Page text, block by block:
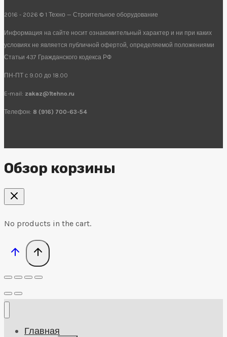
2016 - 2026 © 1 Техно — Строительное оборудование
Информация на сайте носит ознакомительный характер и ни при каких
условиях не является публичной офертой, определяемой положениями
Статьи 437 Гражданского кодекса РФ
ПН-ПТ с 9.00 до 18.00
E-mail: zakaz@1tehno.ru
Телефон: 8 (916) 700-63-54
Обзор корзины
No products in the cart.
Главная